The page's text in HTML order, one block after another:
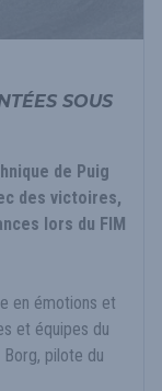
SOUS
de Puig
des victoires,
lors du FIM
en émotions et
et équipes du
Borg, pilote du